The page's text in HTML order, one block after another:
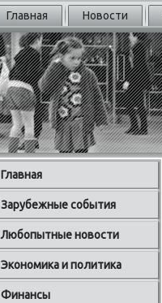
Главная Новости
Главная
Зарубежные события
Любопытные новости
Экономика и политика
Финансы